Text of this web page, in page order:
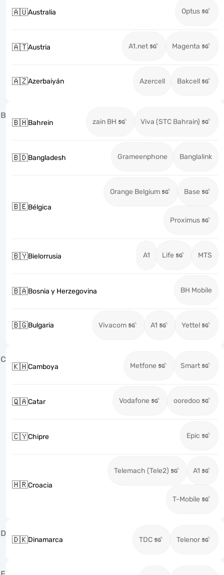
🇦🇺Australia Optus
🇦🇹Austria A1.net Magenta
🇦🇿Azerbaiyán Azercell Bakcell
B
🇧🇭Bahrein zain BH Viva (STC Bahrain)
🇧🇩Bangladesh Grameenphone Banglalink
🇧🇪Bélgica
Orange Belgium Base
Proximus
🇧🇾Bielorrusia A1 Life MTS
🇧🇦Bosnia y Herzegovina BH Mobile
🇧🇬Bulgaria Vivacom A1 Yettel
C
🇰🇭Camboya Metfone Smart
🇶🇦Catar Vodafone ooredoo
🇨🇾Chipre Epic
🇭🇷Croacia
Telemach (Tele2) A1
T-Mobile
D
🇩🇰Dinamarca TDC Telenor